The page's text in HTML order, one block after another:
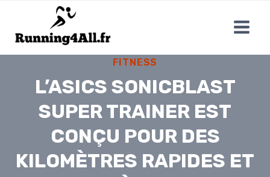
contenu
FITNESS
L’ASICS SONICBLAST
SUPER TRAINER EST
CONÇU POUR DES
KILOMÈTRES RAPIDES ET